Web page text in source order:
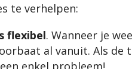
te verhelpen:
flexibel. Wanneer je
al vanuit. Als de
enkel probleem!